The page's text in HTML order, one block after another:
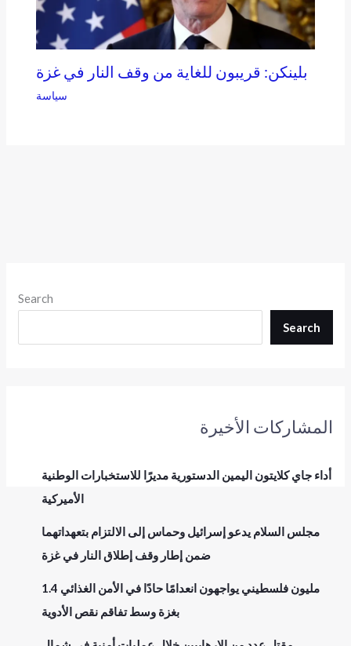
Search
Search
المشاركات الأخيرة
أداء جاي كلايتون اليمين الدستورية مديرًا للاستخبارات الوطنية
الأميركية
مجلس السلام يدعو إسرائيل وحماس إلى الالتزام بتعهداتهما
ضمن إطار وقف إطلاق النار في غزة
1.4 مليون فلسطيني يواجهون انعدامًا حادًا في الأمن الغذائي
بغزة وسط تفاقم نقص الأدوية
بلينكن: قريبون للغاية من وقف النار في غزة
سياسة